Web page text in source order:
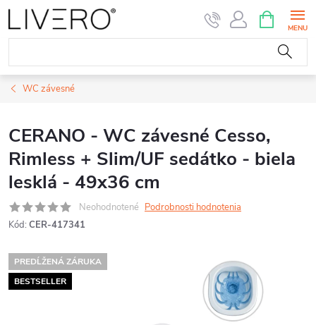
Prejsť
na
obsah
KOŠÍK
WC závesné
CERANO - WC závesné Cesso,
Rimless + Slim/UF sedátko - biela
lesklá - 49x36 cm
Neohodnotené Podrobnosti hodnotenia
Kód: CER-417341
PREDĹŽENÁ ZÁRUKA
BESTSELLER